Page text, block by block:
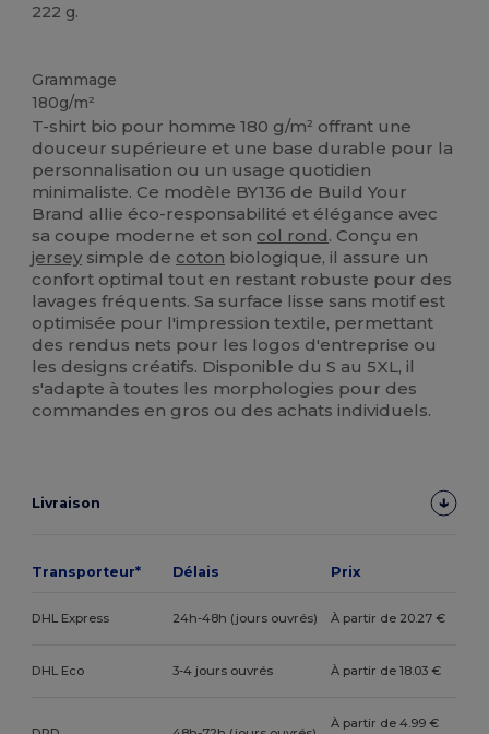
222 g.
Grammage
180g/m²
T-shirt bio pour homme 180 g/m² offrant une
douceur supérieure et une base durable pour la
personnalisation ou un usage quotidien
minimaliste. Ce modèle BY136 de Build Your
Brand allie éco-responsabilité et élégance avec
sa coupe moderne et son col rond. Conçu en
jersey simple de coton biologique, il assure un
confort optimal tout en restant robuste pour des
lavages fréquents. Sa surface lisse sans motif est
optimisée pour l'impression textile, permettant
des rendus nets pour les logos d'entreprise ou
les designs créatifs. Disponible du S au 5XL, il
s'adapte à toutes les morphologies pour des
commandes en gros ou des achats individuels.
Livraison
Transporteur* Délais Prix
DHL Express 24h-48h (jours ouvrés) À partir de 20.27 €
DHL Eco 3-4 jours ouvrés À partir de 18.03 €
À partir de 4.99 €